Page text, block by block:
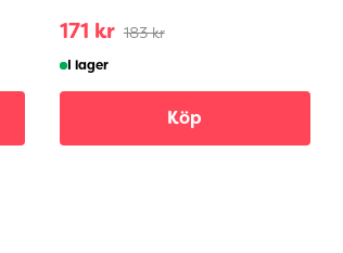
171 kr 183 kr
I lager
Köp